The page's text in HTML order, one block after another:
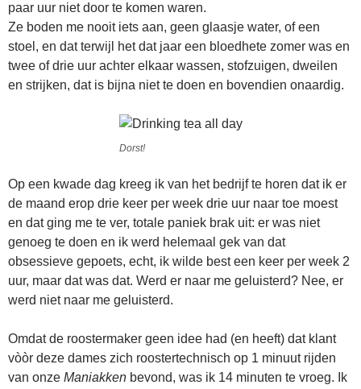
paar uur niet door te komen waren.
Ze boden me nooit iets aan, geen glaasje water, of een
stoel, en dat terwijl het dat jaar een bloedhete zomer was en
twee of drie uur achter elkaar wassen, stofzuigen, dweilen
en strijken, dat is bijna niet te doen en bovendien onaardig.
Dorst!
Op een kwade dag kreeg ik van het bedrijf te horen dat ik er
de maand erop drie keer per week drie uur naar toe moest
en dat ging me te ver, totale paniek brak uit: er was niet
genoeg te doen en ik werd helemaal gek van dat
obsessieve gepoets, echt, ik wilde best een keer per week 2
uur, maar dat was dat. Werd er naar me geluisterd? Nee, er
werd niet naar me geluisterd.
Omdat de roostermaker geen idee had (en heeft) dat klant
vòòr deze dames zich roostertechnisch op 1 minuut rijden
van onze Maniakken bevond, was ik 14 minuten te vroeg. Ik